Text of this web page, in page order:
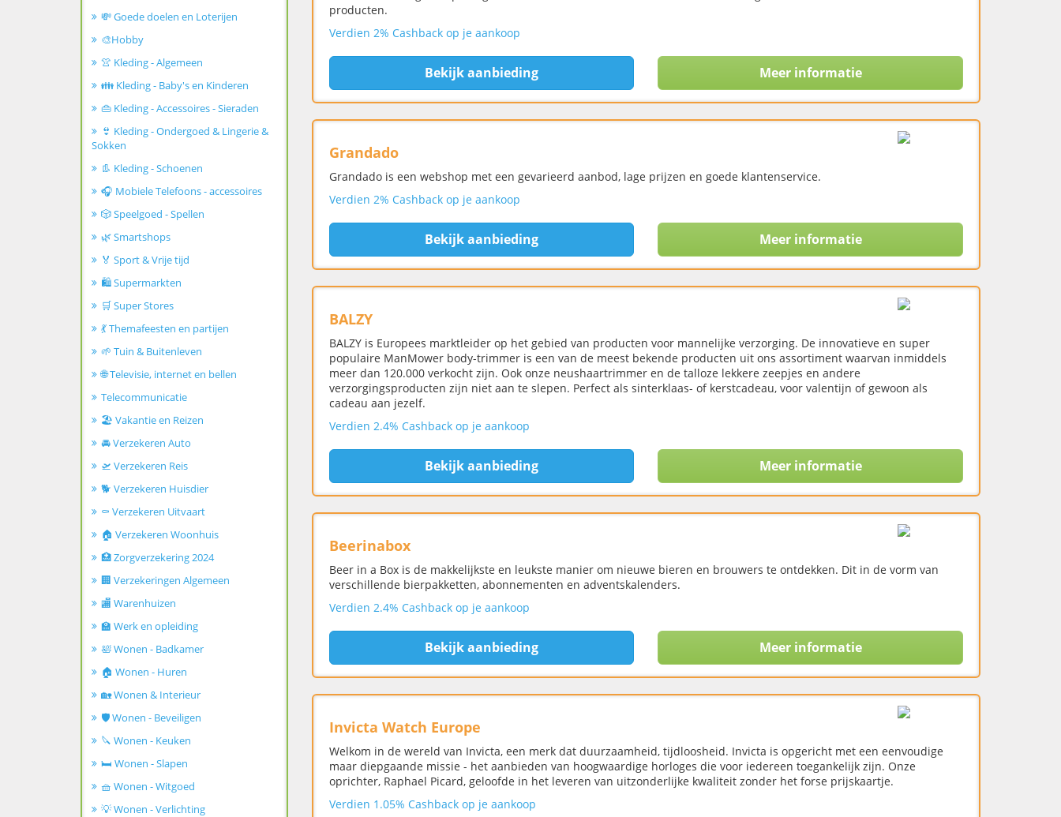
producten.
Verdien 2% Cashback op je aankoop
Bekijk aanbieding Meer informatie
Grandado
Grandado is een webshop met een gevarieerd aanbod, lage prijzen en goede klantenservice.
Verdien 2% Cashback op je aankoop
Bekijk aanbieding Meer informatie
BALZY
BALZY is Europees marktleider op het gebied van producten voor mannelijke verzorging. De innovatieve en super
populaire ManMower body-trimmer is een van de meest bekende producten uit ons assortiment waarvan inmiddels
meer dan 120.000 verkocht zijn. Ook onze neushaartrimmer en de talloze lekkere zeepjes en andere
verzorgingsproducten zijn niet aan te slepen. Perfect als sinterklaas- of kerstcadeau, voor valentijn of gewoon als
cadeau aan jezelf.
Verdien 2.4% Cashback op je aankoop
Bekijk aanbieding Meer informatie
Beerinabox
Beer in a Box is de makkelijkste en leukste manier om nieuwe bieren en brouwers te ontdekken. Dit in de vorm van
verschillende bierpakketten, abonnementen en adventskalenders.
Verdien 2.4% Cashback op je aankoop
Bekijk aanbieding Meer informatie
Invicta Watch Europe
Welkom in de wereld van Invicta, een merk dat duurzaamheid, tijdloosheid. Invicta is opgericht met een eenvoudige
maar diepgaande missie - het aanbieden van hoogwaardige horloges die voor iedereen toegankelijk zijn. Onze
oprichter, Raphael Picard, geloofde in het leveren van uitzonderlijke kwaliteit zonder het forse prijskaartje.
Verdien 1.05% Cashback op je aankoop
💸 Goede doelen en Loterijen
🎨Hobby
👚 Kleding - Algemeen
👪 Kleding - Baby's en Kinderen
👜 Kleding - Accessoires - Sieraden
👙 Kleding - Ondergoed & Lingerie &
Sokken
👢 Kleding - Schoenen
🎧 Mobiele Telefoons - accessoires
🎲 Speelgoed - Spellen
🌿 Smartshops
🏅 Sport & Vrije tijd
🛍️ Supermarkten
🛒 Super Stores
💃 Themafeesten en partijen
🌱 Tuin & Buitenleven
🌐 Televisie, internet en bellen
Telecommunicatie
🏖️ Vakantie en Reizen
🚘 Verzekeren Auto
🛫 Verzekeren Reis
🐕 Verzekeren Huisdier
⚰️ Verzekeren Uitvaart
🏠 Verzekeren Woonhuis
🏥 Zorgverzekering 2024
🏢 Verzekeringen Algemeen
🏬 Warenhuizen
🏫 Werk en opleiding
🛀 Wonen - Badkamer
🏠 Wonen - Huren
🏡 Wonen & Interieur
🛡️ Wonen - Beveiligen
🔪 Wonen - Keuken
🛏️ Wonen - Slapen
🧺 Wonen - Witgoed
💡 Wonen - Verlichting